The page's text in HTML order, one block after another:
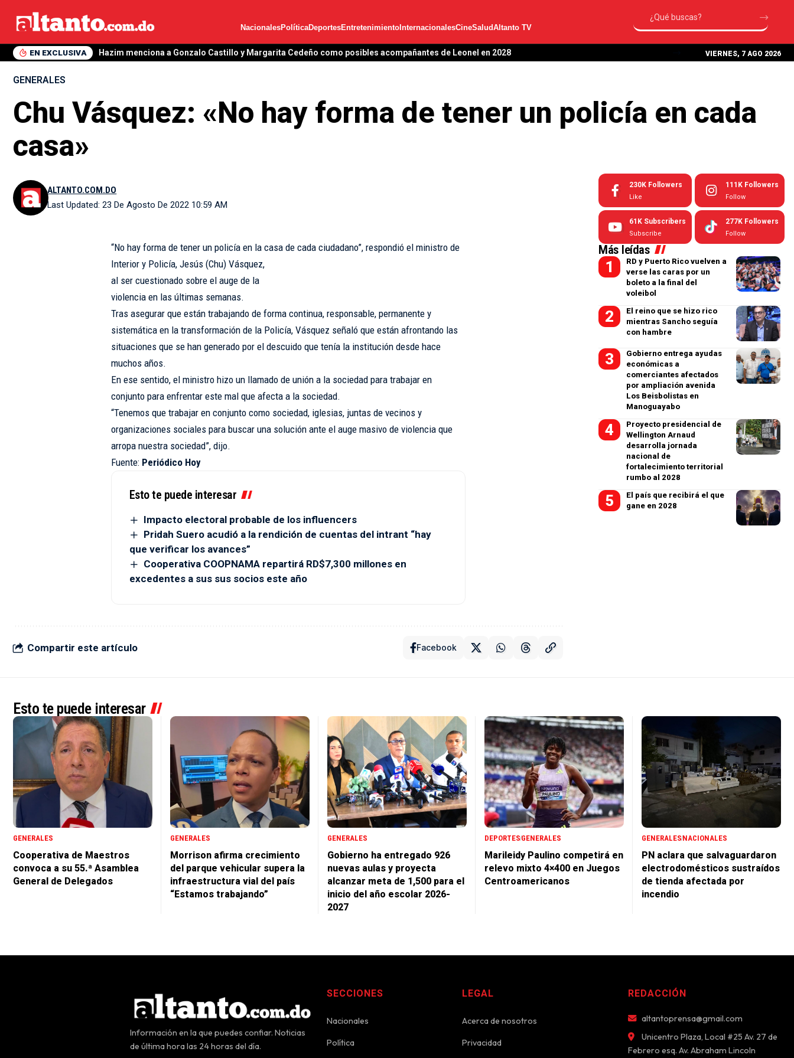
NacionalesPolíticaDeportesEntretenimiento InternacionalesCineSaludAltanto TV
EN EXCLUSIVA Hazim menciona a Gonzalo Castillo y Margarita Cedeño como posibles acompañantes de Leonel en 2028 VIERNES, 7 AGO 2026
GENERALES
Chu Vásquez: «No hay forma de tener un policía en cada
casa»
Last Updated: 23 De Agosto De 2022 10:59 AM
ALTANTO.COM.DO
“No hay forma de tener un policía en la casa de cada ciudadano”, respondió el ministro de
Interior y Policía, Jesús (Chu) Vásquez,
al ser cuestionado sobre el auge de la
violencia en las últimas semanas.
Tras asegurar que están trabajando de forma continua, responsable, permanente y
sistemática en la transformación de la Policía, Vásquez señaló que están afrontando las
situaciones que se han generado por el descuido que tenía la institución desde hace
muchos años.
En ese sentido, el ministro hizo un llamado de unión a la sociedad para trabajar en
conjunto para enfrentar este mal que afecta a la sociedad.
“Tenemos que trabajar en conjunto como sociedad, iglesias, juntas de vecinos y
organizaciones sociales para buscar una solución ante el auge masivo de violencia que
arropa nuestra sociedad”, dijo.
Fuente: Periódico Hoy
Esto te puede interesar
Impacto electoral probable de los influencers
Pridah Suero acudió a la rendición de cuentas del intrant “hay
que verificar los avances”
Cooperativa COOPNAMA repartirá RD$7,300 millones en
excedentes a sus sus socios este año
Compartir este artículo Facebook
230K Followers
Like
111K Followers
Follow
61K Subscribers
Subscribe
277K Followers
Follow
Más leídas
RD y Puerto Rico vuelven a
verse las caras por un
boleto a la final del
voleibol
El reino que se hizo rico
mientras Sancho seguía
con hambre
Gobierno entrega ayudas
económicas a
comerciantes afectados
por ampliación avenida
Los Beisbolistas en
Manoguayabo
Proyecto presidencial de
Wellington Arnaud
desarrolla jornada
nacional de
fortalecimiento territorial
rumbo al 2028
El país que recibirá el que
gane en 2028
Esto te puede interesar
GENERALES
Cooperativa de Maestros
convoca a su 55.ª Asamblea
General de Delegados
GENERALES
Morrison afirma crecimiento
del parque vehicular supera la
infraestructura vial del país
“Estamos trabajando”
GENERALES
Gobierno ha entregado 926
nuevas aulas y proyecta
alcanzar meta de 1,500 para el
inicio del año escolar 2026-
2027
DEPORTESGENERALES
Marileidy Paulino competirá en
relevo mixto 4×400 en Juegos
Centroamericanos
GENERALESNACIONALES
PN aclara que salvaguardaron
electrodomésticos sustraídos
de tienda afectada por
incendio
Información en la que puedes confiar. Noticias
de última hora las 24 horas del día.
SECCIONES
Nacionales
Política
LEGAL
Acerca de nosotros
Privacidad
REDACCIÓN
altantoprensa@gmail.com
Unicentro Plaza, Local #25 Av. 27 de
Febrero esq. Av. Abraham Lincoln